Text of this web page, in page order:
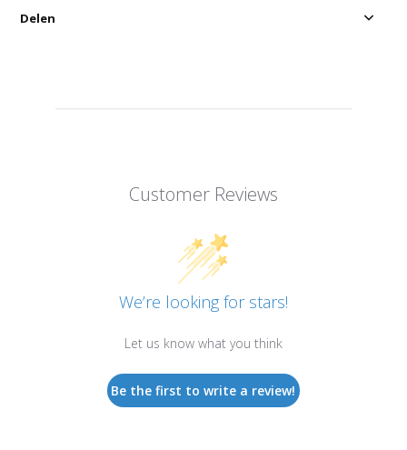
Customer Reviews
We’re looking for stars!
Let us know what you think
Be the first to write a review!
Delen